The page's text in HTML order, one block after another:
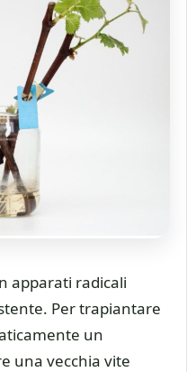
apparati radicali
Per trapiantare
un
una vecchia vite